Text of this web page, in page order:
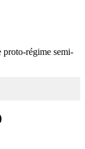
proto-régime semi-